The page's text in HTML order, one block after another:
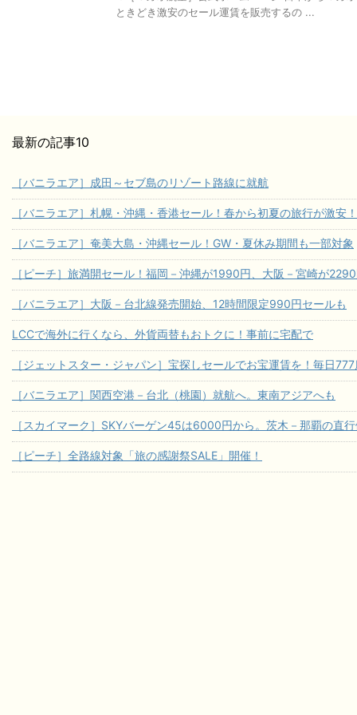
ときどき激安のセール運賃を販売するの ...
最新の記事10
［バニラエア］成田～セブ島のリゾート路線に就航
［バニラエア］札幌・沖縄・香港セール！春から初夏の旅行が激安！
［バニラエア］奄美大島・沖縄セール！GW・夏休み期間も一部対象
［ピーチ］旅満開セール！福岡－沖縄が1990円、大阪－宮崎が
［バニラエア］大阪－台北線発売開始、12時間限定990円セールも
LCCで海外に行くなら、外貨両替もおトクに！事前に宅配で
［ジェットスター・ジャパン］宝探しセールでお宝運賃を！毎日
［バニラエア］関西空港－台北（桃園）就航へ。東南アジアへも
［スカイマーク］SKYバーゲン45は6000円から。茨木－那覇の直行
［ピーチ］全路線対象「旅の感謝祭SALE」開催！